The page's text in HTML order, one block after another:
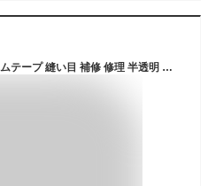
TOYMYTOY 強力補修テープ シームテープ 縫い目 補修 修理 半透明 テープ キャンプ用品 登山 防水 リペア シームレス メンテナンス用 アイロン接着 幅25mm×長さ100m